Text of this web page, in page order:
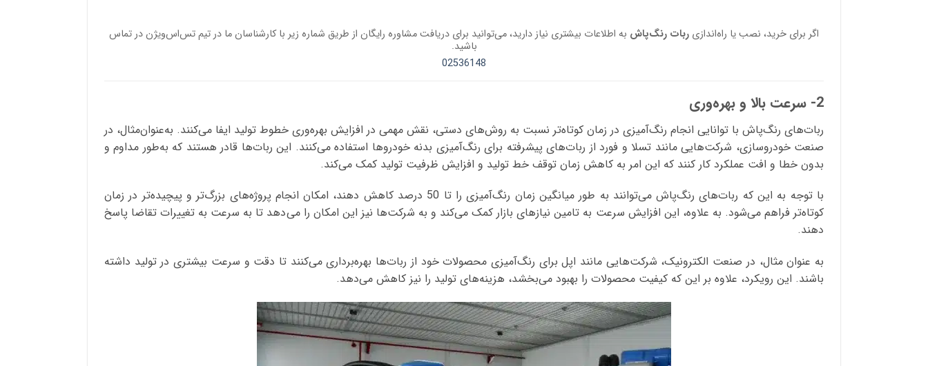
اگر برای خرید، نصب یا راه‌اندازی ربات رنگ‌پاش به اطلاعات بیشتری نیاز دارید، می‌توانید برای دریافت مشاوره رایگان از طریق شماره زیر با کارشناسان ما در تیم تس‌اس‌ویژن در تماس
باشید.
02536148
2- سرعت بالا و بهره‌وری
ربات‌های رنگ‌پاش با توانایی انجام رنگ‌آمیزی در زمان کوتاه‌تر نسبت به روش‌های دستی، نقش مهمی در افزایش بهره‌وری خطوط تولید ایفا می‌کنند. به‌عنوان‌مثال، در
صنعت خودروسازی، شرکت‌هایی مانند تسلا و فورد از ربات‌های پیشرفته برای رنگ‌آمیزی بدنه خودروها استفاده می‌کنند. این ربات‌ها قادر هستند که به‌طور مداوم و
بدون خطا و افت عملکرد کار کنند که این امر به کاهش زمان توقف خط تولید و افزایش ظرفیت تولید کمک می‌کند.
با توجه به این که ربات‌های رنگ‌پاش می‌توانند به‌ طور میانگین زمان رنگ‌آمیزی را تا 50 درصد کاهش دهند، امکان انجام پروژه‌های بزرگ‌تر و پیچیده‌تر در زمان
کوتاه‌تر فراهم می‌شود. به‌ علاوه، این افزایش سرعت به تامین نیازهای بازار کمک می‌کند و به شرکت‌ها نیز این امکان را می‌دهد تا به سرعت به تغییرات تقاضا پاسخ
دهند.
به عنوان مثال، در صنعت الکترونیک، شرکت‌هایی مانند اپل برای رنگ‌آمیزی محصولات خود از ربات‌ها بهره‌برداری می‌کنند تا دقت و سرعت بیشتری در تولید داشته
باشند. این رویکرد، علاوه بر این که کیفیت محصولات را بهبود می‌بخشد، هزینه‌های تولید را نیز کاهش می‌دهد.